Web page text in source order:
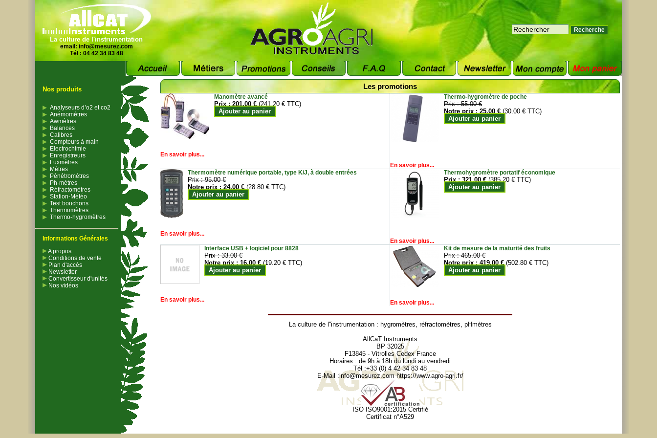
La culture de l'instrumentation
email: info@mesurez.com
Tél : 04 42 34 83 48
Nos produits
Analyseurs d’o2 et co2
Anémomètres
Awmètres
Balances
Calibres
Compteurs à main
Electrochimie
Enregistreurs
Luxmètres
Mètres
Pénétromètres
Ph-mètres
Réfractomètres
Station-Météo
Test bouchons
Thermomètres
Thermo-hygromètres
Informations Générales
A propos
Conditions de vente
Plan d'accès
Newsletter
Convertisseur d'unités
Nos vidéos
Les promotions
Manomètre avancé
Prix :201.00 € (241.20 € TTC)
Ajouter au panier
En savoir plus...
Thermo-hygromètre de poche
Prix :55.00 €
Notre prix :25.00 € (30.00 € TTC)
Ajouter au panier
En savoir plus...
Thermomètre numérique portable, type K/J, à double entrées
Prix :95.00 €
Notre prix :24.00 € (28.80 € TTC)
Ajouter au panier
En savoir plus...
Thermohygromètre portatif économique
Prix :321.00 € (385.20 € TTC)
Ajouter au panier
En savoir plus...
Interface USB + logiciel pour 8828
Prix :33.00 €
Notre prix :16.00 € (19.20 € TTC)
Ajouter au panier
En savoir plus...
Kit de mesure de la maturité des fruits
Prix :465.00 €
Notre prix :419.00 € (502.80 € TTC)
Ajouter au panier
En savoir plus...
La culture de l''instrumentation : hygromètres, réfractomètres, pHmètres
AllCaT Instruments
BP 32025
F13845 - Vitrolles Cedex France
Horaires : de 9h à 18h du lundi au vendredi
Tél :+33 (0) 4 42 34 83 48
E-Mail :info@mesurez.com https://www.agro-agri.fr/
ISO ISO9001:2015 Certifié
Certificat n°A529